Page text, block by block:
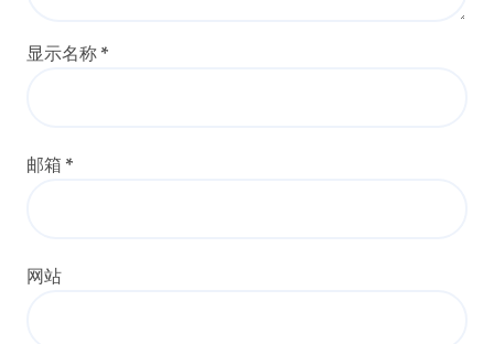
显示名称 *
邮箱 *
网站